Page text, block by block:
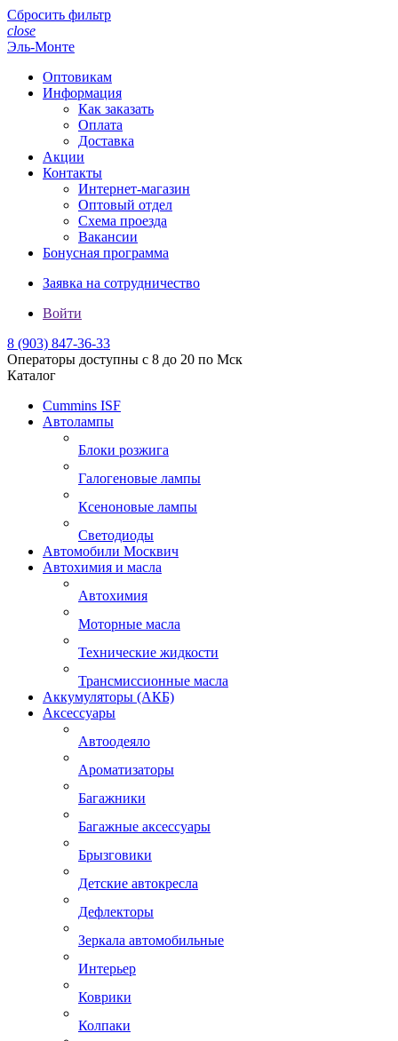
Сбросить фильтр
close
Эль-Монте
Оптовикам
Информация
Как заказать
Оплата
Доставка
Акции
Контакты
Интернет-магазин
Оптовый отдел
Схема проезда
Вакансии
Бонусная программа
Заявка на сотрудничество
Войти
8 (903) 847-36-33
Операторы доступны с 8 до 20 по Мск
Каталог
Cummins ISF
Автолампы
Блоки розжига
Галогеновые лампы
Ксеноновые лампы
Светодиоды
Автомобили Москвич
Автохимия и масла
Автохимия
Моторные масла
Технические жидкости
Трансмиссионные масла
Аккумуляторы (АКБ)
Аксессуары
Автоодеяло
Ароматизаторы
Багажники
Багажные аксессуары
Брызговики
Детские автокресла
Дефлекторы
Зеркала автомобильные
Интерьер
Коврики
Колпаки